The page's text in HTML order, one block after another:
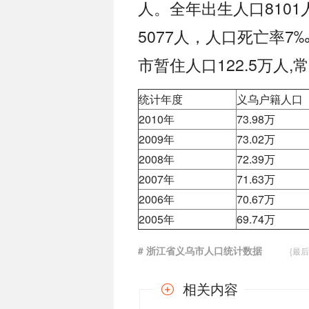
人。全年出生人口
5077人，人口死亡率
市暂住人口122.5万人,
统计年度
义乌户籍人口
2010年
73.98万
2009年
73.02万
2008年
72.39万
2007年
71.63万
2006年
70.67万
2005年
69.74万
# 浙江省义乌市人口统计数据 {最后编
相关内容